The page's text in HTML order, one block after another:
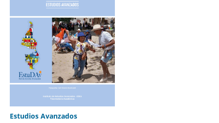
Estudios Avanzados